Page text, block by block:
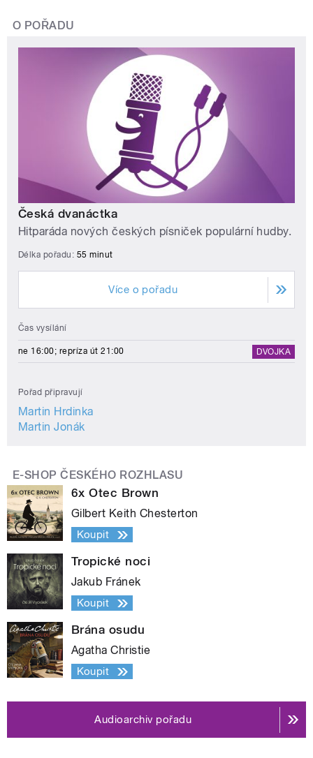
O POŘADU
Česká dvanáctka
Hitparáda nových českých písniček populární hudby.
Délka pořadu: 55 minut
Více o pořadu
Čas vysílání
ne 16:00; repríza út 21:00 DVOJKA
Pořad připravují
Martin Hrdinka
Martin Jonák
E-SHOP ČESKÉHO ROZHLASU
6x Otec Brown
Gilbert Keith Chesterton
Koupit
Tropické noci
Jakub Fránek
Koupit
Brána osudu
Agatha Christie
Koupit
Audioarchiv pořadu